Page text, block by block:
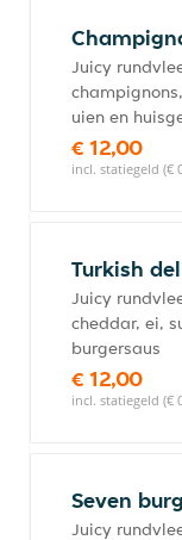
Juicy
uien en
€ 12,00
incl. statiegeld (€
Turkish
Juicy
cheddar, ei,
burgersaus
€ 12,00
incl. statiegeld (€
Seven
Juicy